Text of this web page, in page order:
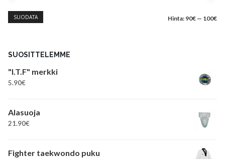
Minimihinta
Maksimihinta
SUODATA Hinta: 90€ — 100€
SUOSITTELEMME
"I.T.F" merkki
5.90€
Alasuoja
21.90€
Fighter taekwondo puku